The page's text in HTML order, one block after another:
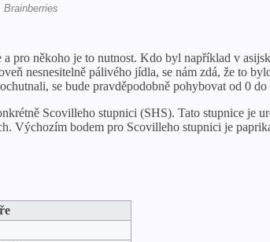
pro někoho je to nutnost. Kdo byl například v
nesnesitelně pálivého jídla, se nám zdá, že to
se bude pravděpodobně pohybovat od 0
Scovilleho stupnici (SHS). Tato stupnice je
Výchozím bodem pro Scovilleho stupnici je